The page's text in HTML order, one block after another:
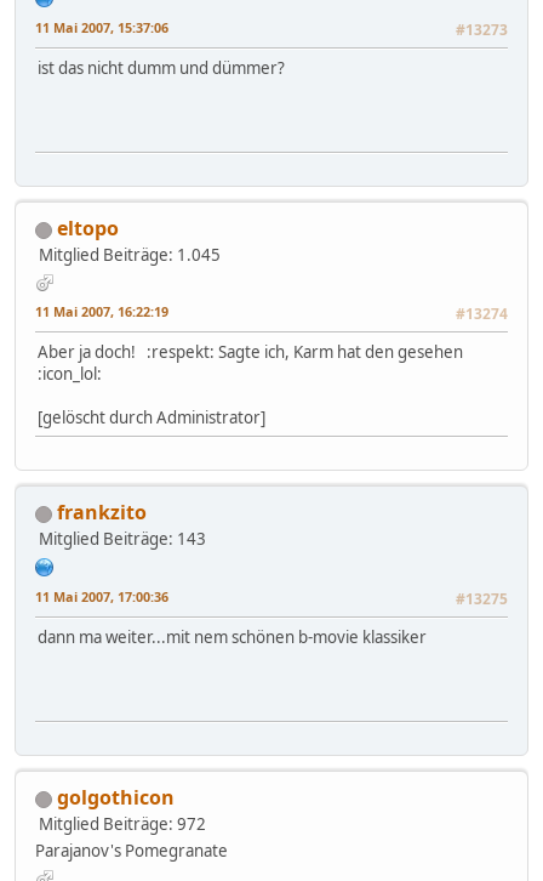
11 Mai 2007, 15:37:06 #13273
ist das nicht dumm und dümmer?
eltopo
Mitglied Beiträge: 1.045
11 Mai 2007, 16:22:19 #13274
Aber ja doch! :respekt: Sagte ich, Karm hat den gesehen
:icon_lol:
[gelöscht durch Administrator]
frankzito
Mitglied Beiträge: 143
11 Mai 2007, 17:00:36 #13275
dann ma weiter...mit nem schönen b-movie klassiker
golgothicon
Mitglied Beiträge: 972
Parajanov's Pomegranate